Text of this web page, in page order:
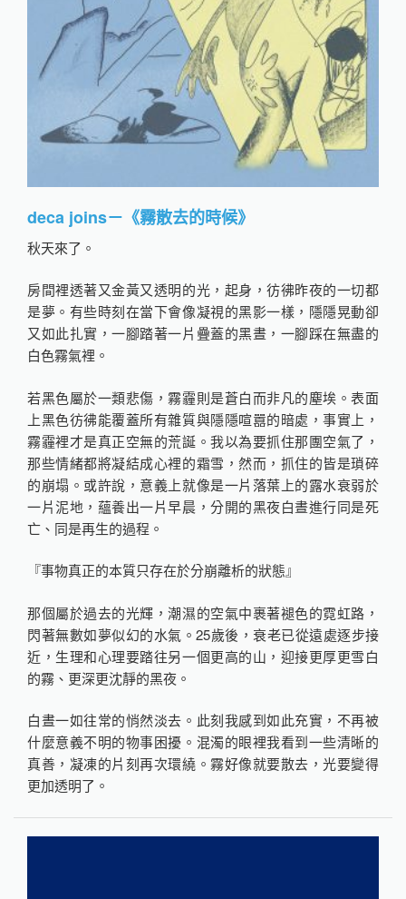
deca joins－《霧散去的時候》
秋天來了。
房間裡透著又金黃又透明的光，起身，彷彿昨夜的一切都
是夢。有些時刻在當下會像凝視的黑影一樣，隱隱晃動卻
又如此扎實，一腳踏著一片疊蓋的黑晝，一腳踩在無盡的
白色霧氣裡。
若黑色屬於一類悲傷，霧霾則是蒼白而非凡的塵埃。表面
上黑色彷彿能覆蓋所有雜質與隱隱喧囂的暗處，事實上，
霧霾裡才是真正空無的荒誕。我以為要抓住那團空氣了，
那些情緒都將凝結成心裡的霜雪，然而，抓住的皆是瑣碎
的崩塌。或許說，意義上就像是一片落葉上的露水衰弱於
一片泥地，蘊養出一片早晨，分開的黑夜白晝進行同是死
亡、同是再生的過程。
『事物真正的本質只存在於分崩離析的狀態』
那個屬於過去的光輝，潮濕的空氣中裹著褪色的霓虹路，
閃著無數如夢似幻的水氣。25歲後，衰老已從遠處逐步接
近，生理和心理要踏往另一個更高的山，迎接更厚更雪白
的霧、更深更沈靜的黑夜。
白晝一如往常的悄然淡去。此刻我感到如此充實，不再被
什麼意義不明的物事困擾。混濁的眼裡我看到一些清晰的
真善，凝凍的片刻再次環繞。霧好像就要散去，光要變得
更加透明了。